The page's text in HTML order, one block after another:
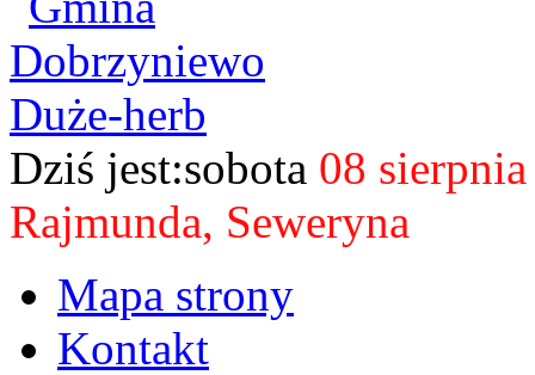
Dziś jest:sobota 08
Rajmunda, Seweryna
Mapa strony
Kontakt